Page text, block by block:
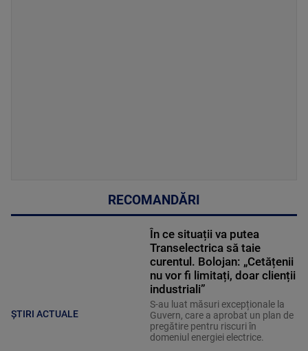
RECOMANDĂRI
ȘTIRI ACTUALE
În ce situații va putea
Transelectrica să taie
curentul. Bolojan: „Cetățenii
nu vor fi limitați, doar clienții
industriali”
S-au luat măsuri excepționale la
Guvern, care a aprobat un plan de
pregătire pentru riscuri în
domeniul energiei electrice.